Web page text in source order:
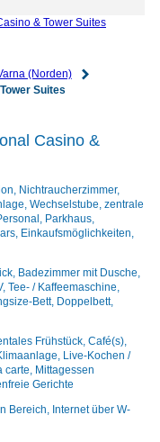
& Tower Suites
(Norden)
Suites
Casino &
Nichtraucherzimmer,
Wechselstube, zentrale
Parkhaus,
Einkaufsmöglichkeiten,
Badezimmer mit Dusche,
Tee- / Kaffeemaschine,
Bett, Doppelbett,
Frühstück, Café(s),
Live-Kochen /
carte, Mittagessen
Gerichte
Bereich, Internet über W-